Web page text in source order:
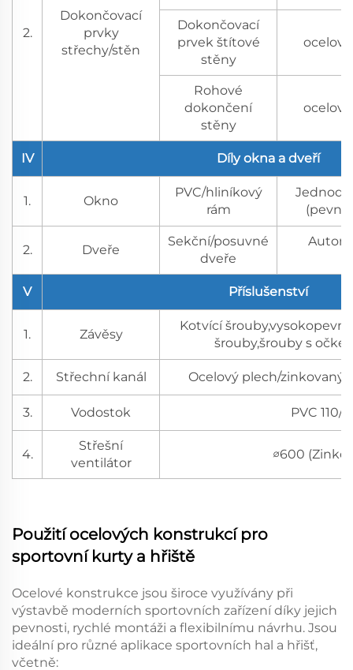
2.
Dokončovací
prvky
střechy/stěn
Dokončovací
prvek štítové
stěny
Rohové
dokončení
stěny
IV Díly okna a dveří
1. Okno
PVC/hliníkový
rám
2. Dveře
Sekční/posuvné
dveře
V Příslušenství
1. Závěsy
Kotvící
šrouby,šrouby s
2. Střechní kanál Ocelový plech/zinkovaný/
3. Vodostok PVC 110/
4.
Střešní
ventilátor
∅600
Použití ocelových konstrukcí pro
sportovní kurty a hřiště
Ocelové konstrukce jsou široce využívány při
výstavbě moderních sportovních zařízení díky jejich
pevnosti, rychlé montáži a flexibilnímu návrhu. Jsou
ideální pro různé aplikace sportovních hal a hřišť,
včetně: